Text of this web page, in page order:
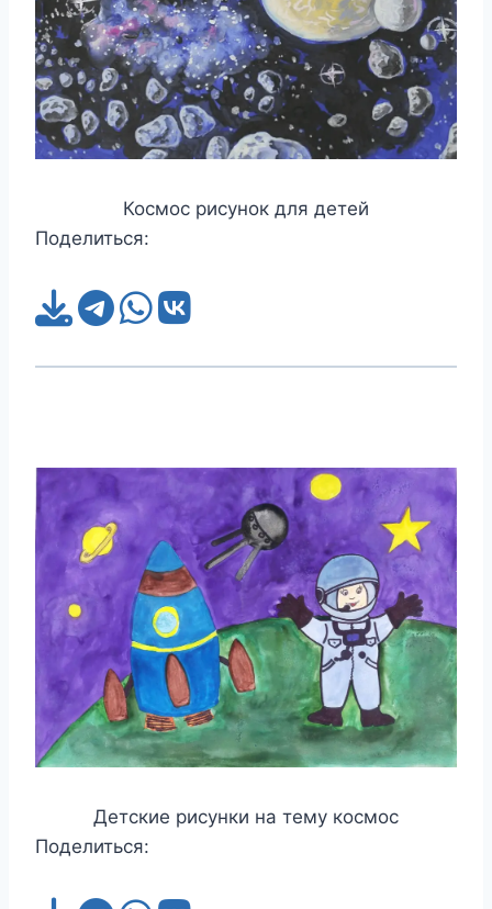
Космос рисунок для детей
Поделиться:
Детские рисунки на тему космос
Поделиться: